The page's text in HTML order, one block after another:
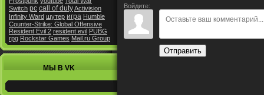
Switch pc call of dutyActivision
Infinity Ward шутер игра Humble
Counter-Strike: Global Offensive
Resident Evil 2 resident evil PUBG
rpg Rockstar Games Mail.ru Group
МЫ В VK
Войдите:
Отправить